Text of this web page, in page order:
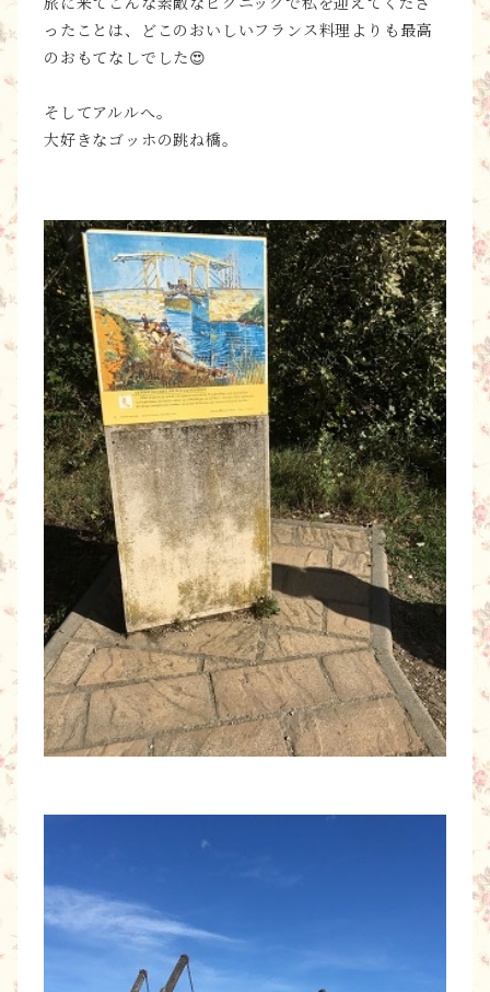
ったことは、どこのおいしいフランス料理よりも最高
のおもてなしでした😍
そしてアルルへ。
大好きなゴッホの跳ね橋。